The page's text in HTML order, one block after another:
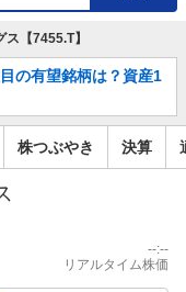
【7455.T】
の有望銘柄は？資産1
株つぶやき 決算
--:--
リアルタイム株価